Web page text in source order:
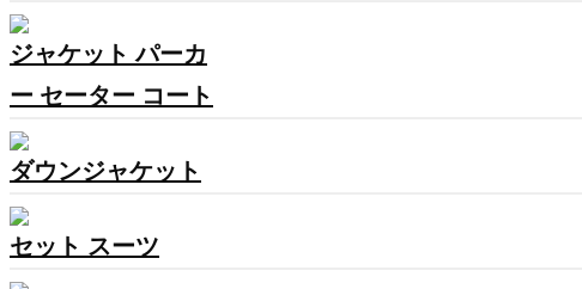
ジャケット パーカ
ー セーター コート
ダウンジャケット
セット スーツ